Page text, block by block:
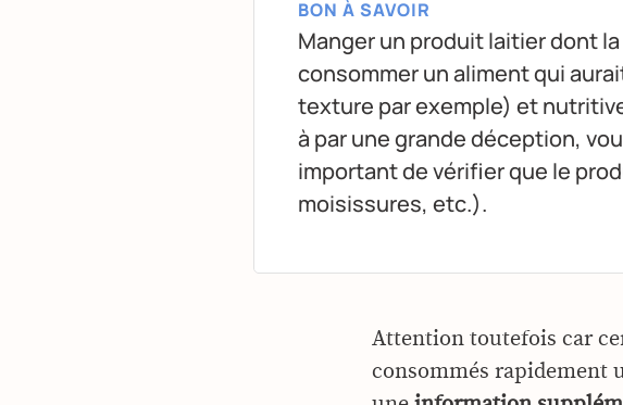
BON À SAVOIR
Manger un produit laitier dont la
consommer un aliment qui
texture par exemple) et
à par une grande déception,
important de vérifier que le
moisissures, etc.).
Attention toutefois car
consommés rapidement